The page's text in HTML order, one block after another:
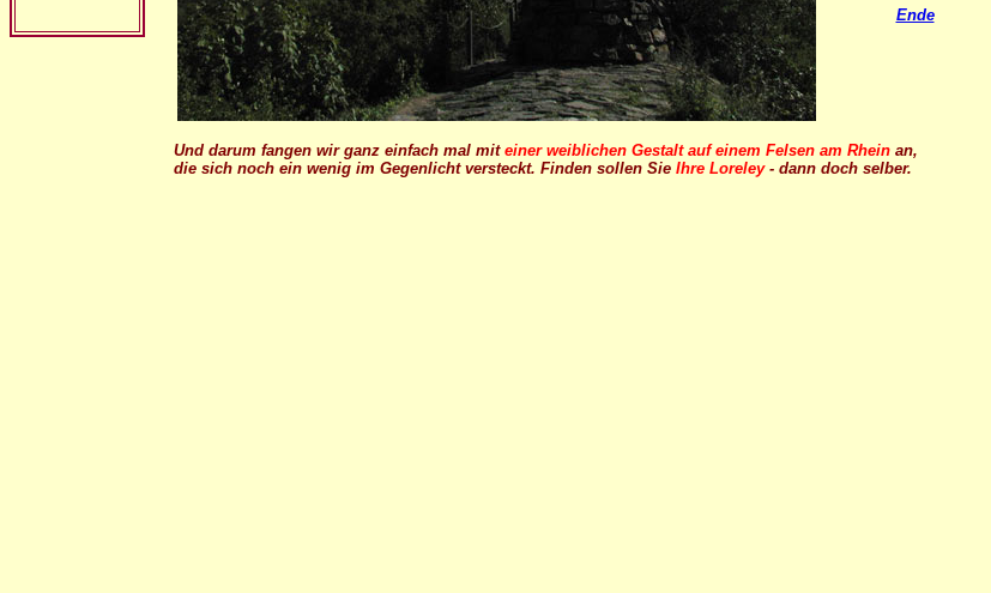
Ende
Und darum fangen wir ganz einfach mal mit einer weiblichen Gestalt auf einem Felsen am Rhein an,
die sich noch ein wenig im Gegenlicht versteckt. Finden sollen Sie Ihre Loreley - dann doch selber.